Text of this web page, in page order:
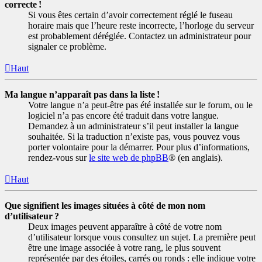
correcte !
Si vous êtes certain d’avoir correctement réglé le fuseau
horaire mais que l’heure reste incorrecte, l’horloge du serveur
est probablement déréglée. Contactez un administrateur pour
signaler ce problème.
Haut
Ma langue n’apparaît pas dans la liste !
Votre langue n’a peut-être pas été installée sur le forum, ou le
logiciel n’a pas encore été traduit dans votre langue.
Demandez à un administrateur s’il peut installer la langue
souhaitée. Si la traduction n’existe pas, vous pouvez vous
porter volontaire pour la démarrer. Pour plus d’informations,
rendez-vous surle site web de phpBB® (en anglais).
Haut
Que signifient les images situées à côté de mon nom
d’utilisateur ?
Deux images peuvent apparaître à côté de votre nom
d’utilisateur lorsque vous consultez un sujet. La première peut
être une image associée à votre rang, le plus souvent
représentée par des étoiles, carrés ou ronds : elle indique votre